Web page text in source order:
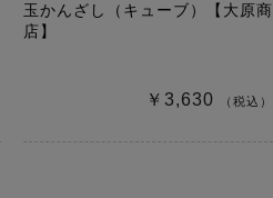
玉かんざし（キューブ）【大原商
店】
￥3,630 （税込）